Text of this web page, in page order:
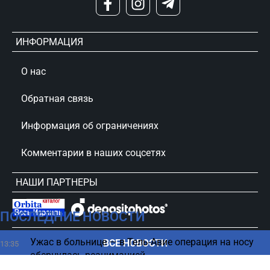
ПОСЛЕДНИЕ НОВОСТИ
13:35
Ужас в больнице — в Тель-Авие операция на носу
обернулась реанимацией
ВСЕ НОВОСТИ
ИНФОРМАЦИЯ
О нас
Обратная связь
Информация об ограничениях
Комментарии в наших соцсетях
НАШИ ПАРТНЕРЫ
сursorinfo.co.il © Все права защищены